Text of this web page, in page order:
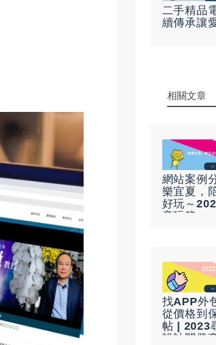
二手精品
續傳承讓
相關文章
網站案例
樂宜夏，
好玩～
童玩節
找APP外
從價格到
帖 | 2023
設計開發